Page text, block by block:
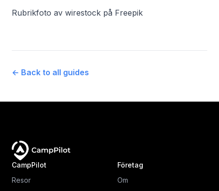
Rubrikfoto av wirestock på Freepik
← Back to all guides
CampPilot
Resor
Företag
Om